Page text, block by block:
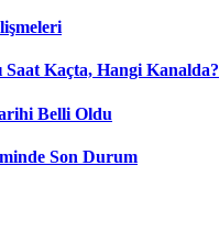
Kaçta, Hangi Kanalda?
Belli Oldu
Son Durum